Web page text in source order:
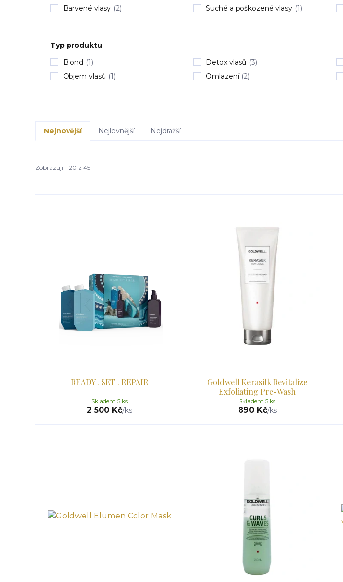
Barvené vlasy (2) Suché a poškozené vlasy (1)
Typ produktu
Blond (1) Detox vlasů (3)
Objem vlasů (1) Omlazení (2)
Nejnovější Nejlevnější Nejdražší
Zobrazuji 1-20 z 45
READY . SET . REPAIR
2 500 Kč/ks
Skladem 5 ks
Goldwell Kerasilk Revitalize
Exfoliating Pre-Wash
890 Kč/ks
Skladem 5 ks